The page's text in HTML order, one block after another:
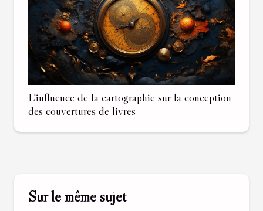
L'influence de la cartographie sur la conception
des couvertures de livres
Sur le même sujet